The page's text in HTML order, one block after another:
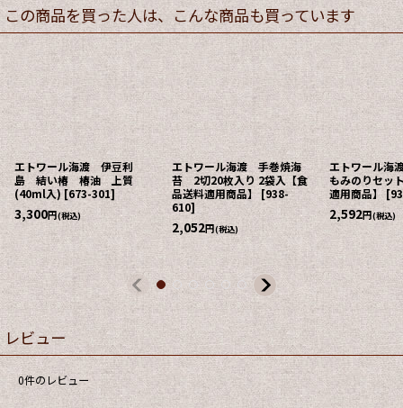
この商品を買った人は、こんな商品も買っています
エトワール海渡 伊豆利
島 結い椿 椿油 上質
(40ml入) [673-301]
3,300円(税込)
エトワール海渡 手巻焼海
苔 2切20枚入り 2袋入【食
品送料適用商品】 [938-
610]
2,052円(税込)
エトワール
もみのりセッ
適用商品】 [
2,592円(税込)
レビュー
0件のレビュー